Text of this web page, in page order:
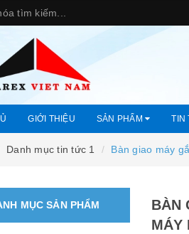
GIỚI THIỆU SẢN PHẨM TIN
Danh mục tin tức 1 Bàn giao máy
BÀN
MÁY
MỤC SẢN PHẨM